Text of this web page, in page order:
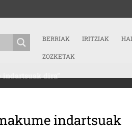
BERRIAK IRITZIAK
ZOZKETAK
indartsuak dira”
indartsuak